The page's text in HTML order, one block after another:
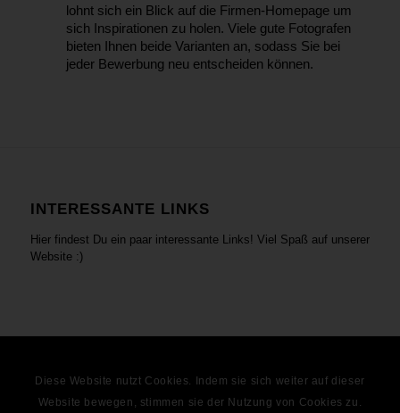
lohnt sich ein Blick auf die Firmen-Homepage um
sich Inspirationen zu holen. Viele gute Fotografen
bieten Ihnen beide Varianten an, sodass Sie bei
jeder Bewerbung neu entscheiden können.
INTERESSANTE LINKS
Hier findest Du ein paar interessante Links! Viel Spaß auf unserer
Website :)
Diese Website nutzt Cookies. Indem sie sich weiter auf dieser
Website bewegen, stimmen sie der Nutzung von Cookies zu.